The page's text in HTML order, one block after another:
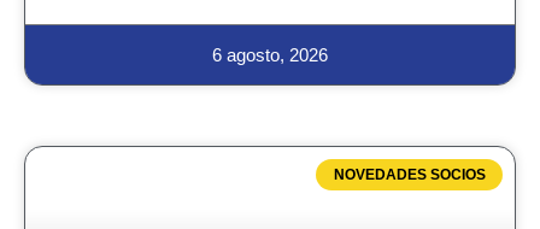
6 agosto, 2026
NOVEDADES SOCIOS